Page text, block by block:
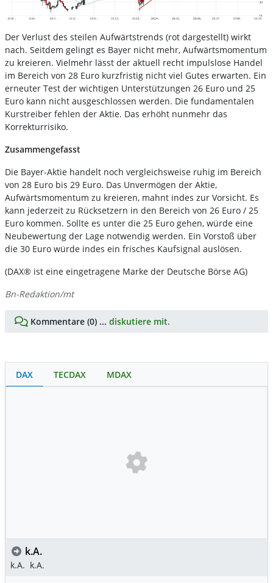
Der Verlust des steilen Aufwärtstrends (rot dargestellt) wirkt
nach. Seitdem gelingt es Bayer nicht mehr, Aufwärtsmomentum
zu kreieren. Vielmehr lässt der aktuell recht impulslose Handel
im Bereich von 28 Euro kurzfristig nicht viel Gutes erwarten. Ein
erneuter Test der wichtigen Unterstützungen 26 Euro und 25
Euro kann nicht ausgeschlossen werden. Die fundamentalen
Kurstreiber fehlen der Aktie. Das erhöht nunmehr das
Korrekturrisiko.
Zusammengefasst
Die Bayer-Aktie handelt noch vergleichsweise ruhig im Bereich
von 28 Euro bis 29 Euro. Das Unvermögen der Aktie,
Aufwärtsmomentum zu kreieren, mahnt indes zur Vorsicht. Es
kann jederzeit zu Rücksetzern in den Bereich von 26 Euro / 25
Euro kommen. Sollte es unter die 25 Euro gehen, würde eine
Neubewertung der Lage notwendig werden. Ein Vorstoß über
die 30 Euro würde indes ein frisches Kaufsignal auslösen.
(DAX® ist eine eingetragene Marke der Deutsche Börse AG)
Bn-Redaktion/mt
Kommentare (0) ... diskutiere mit.
DAX TECDAX MDAX
k.A.
k.A. k.A.